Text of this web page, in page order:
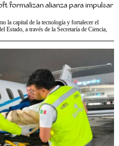
formalizan alianza para impulsar
la capital de la tecnología y fortalecer el
Estado, a través de la Secretaría de Ciencia,